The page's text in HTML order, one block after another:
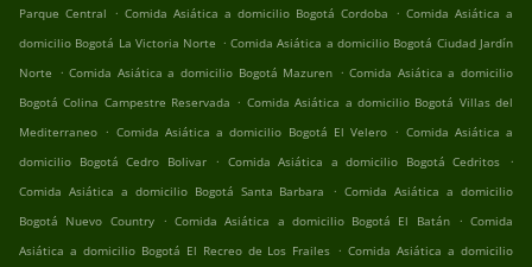
Parque Central . Comida Asiática a domicilio Bogotá Cordoba . Comida Asiática a
domicilio Bogotá La Victoria Norte . Comida Asiática a domicilio Bogotá Ciudad Jardín
Norte . Comida Asiática a domicilio Bogotá Mazuren . Comida Asiática a domicilio
Bogotá Colina Campestre Reservada . Comida Asiática a domicilio Bogotá Villas del
Mediterraneo . Comida Asiática a domicilio Bogotá El Velero . Comida Asiática a
domicilio Bogotá Cedro Bolivar
. Comida Asiática a domicilio Bogotá Cedritos
.
Comida Asiática a domicilio Bogotá Santa Barbara
. Comida Asiática a domicilio
Bogotá Nuevo Country
. Comida Asiática a domicilio Bogotá El Batán . Comida
Asiática a domicilio Bogotá El Recreo de Los Frailes . Comida Asiática a domicilio